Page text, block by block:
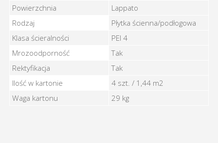
Powierzchnia
Lappato
Rodzaj
Płytka ścienna/podłogowa
Klasa ścieralności
PEI 4
Mrozoodporność
Tak
Rektyfikacja
Tak
Ilość w kartonie
4 szt. / 1,44 m2
Waga kartonu
29 kg